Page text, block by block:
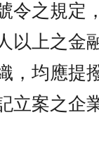
令之規
以上之金
，均應提
立案之企